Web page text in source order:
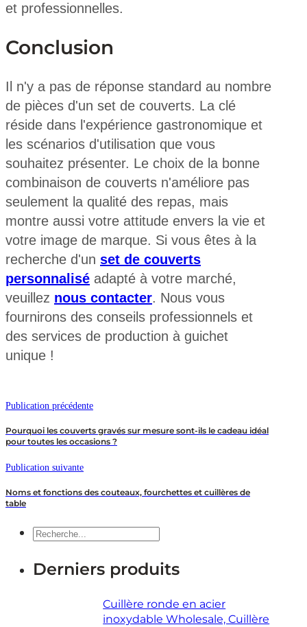
et professionnelles.
Conclusion
Il n'y a pas de réponse standard au nombre
de pièces d'un set de couverts. La clé
réside dans l'expérience gastronomique et
les scénarios d'utilisation que vous
souhaitez présenter. Le choix de la bonne
combinaison de couverts n'améliore pas
seulement la qualité des repas, mais
montre aussi votre attitude envers la vie et
votre image de marque. Si vous êtes à la
recherche d'un set de couverts
personnalisé adapté à votre marché,
veuillez nous contacter. Nous vous
fournirons des conseils professionnels et
des services de production à guichet
unique !
Publication précédente
Pourquoi les couverts gravés sur mesure sont-ils le cadeau idéal
pour toutes les occasions ?
Publication suivante
Noms et fonctions des couteaux, fourchettes et cuillères de
table
Recherche
Derniers produits
Cuillère ronde en acier
inoxydable Wholesale, Cuillère